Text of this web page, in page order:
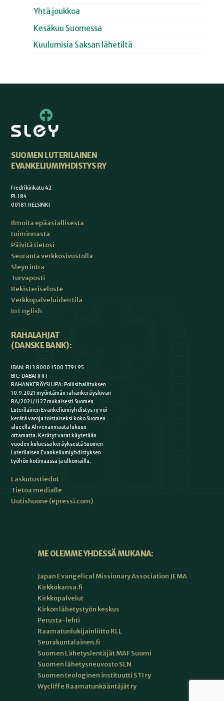
Yhtä joukkoa
Kesäkuu Suomessa
Kuulumisia Saksan lähetiltä
SUOMEN LUTERILAINEN
EVANKELIUMIYHDISTYS RY
Fredrikinkatu 42
PL 184
00181 HELSINKI
Ilmoita epäasiallisesta
toiminnasta
Päivitä tietosi
Seuranta verkkosivustolla
Sleyn intra
Turvaposti
Rekisteriseloste
Verkkopalveluiden tila
In English
RAHALAHJAT
(DANSKE BANK):
IBAN: FI13 8000 1500 7791 95
BIC: DABAFIHH
RAHANKERÄYSLUPA: Poliisihallituksen
10.9.2021 myöntämän rahankeräysluvan
RA/2021/1127 mukaisesti Suomen
Luterilainen Evankeliumiyhdistys ry voi
kerätä varoja toistaiseksi koko Suomen
alueella Ahvenanmaata lukuun
ottamatta. Kerätyt varat käytetään
vuoden kuluessa keräyksestä Suomen
Luterilaisen Evankeliumiyhdistyksen
työhön kotimaassa ja ulkomailla.
Laskutustiedot
Tietoa medialle
Uutishuone (epressi.com)
ME OLEMME YHDESSÄ MUKANA:
Japan Evangelical Missionary Association JEMA
Kirkkokansa.fi
Kirkkopalvelut
Kirkon lähetystyön keskus
Perusta-lehti
Raamatunlukijainliitto RLL
Seurakuntalainen.fi
Suomen Lähetyslentäjät MAF Suomi
Suomen lähetysneuvosto SLN
Suomen teologinen instituutti STI ry
Wycliffe Raamatunkääntäjät ry